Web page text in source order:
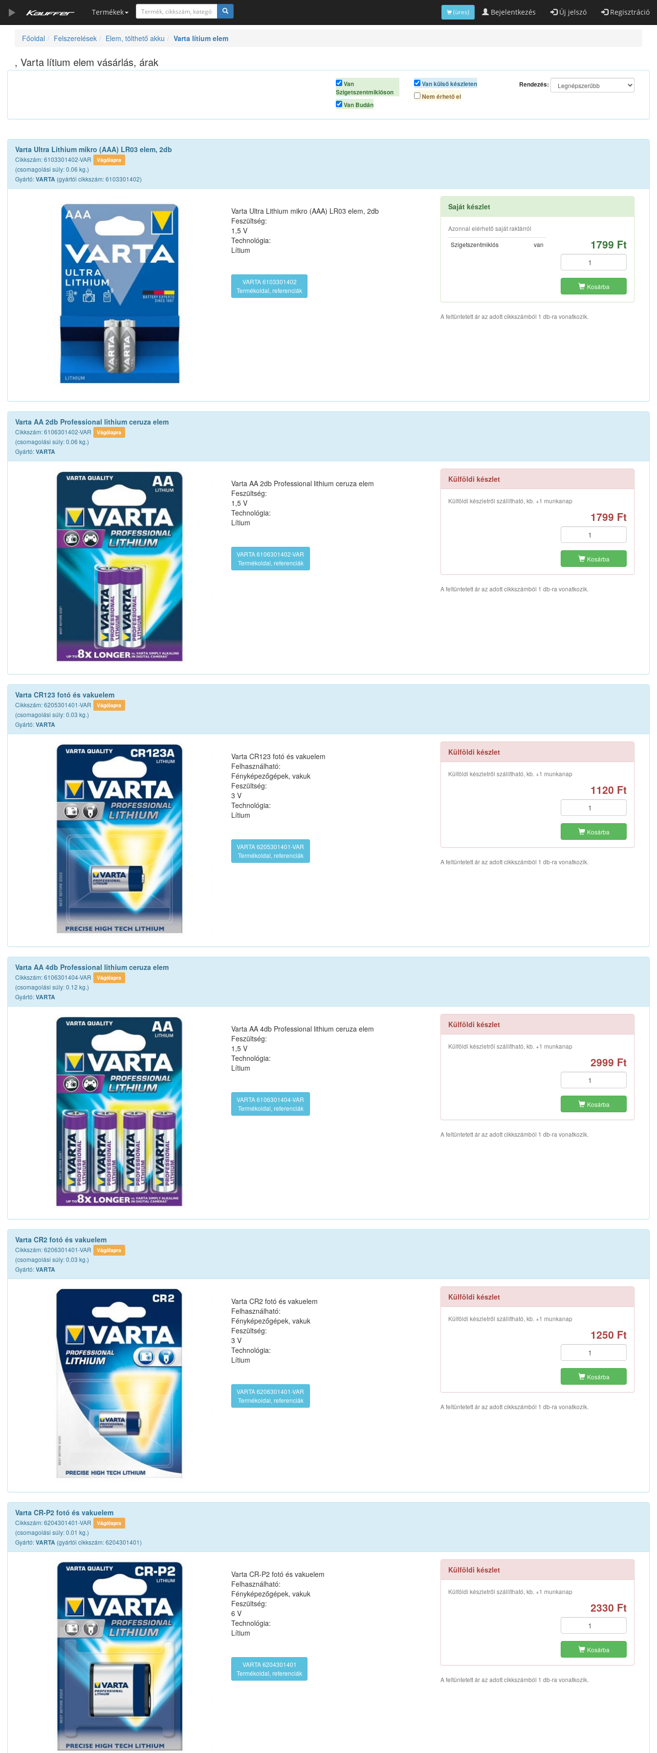
Termékek Bejelentkezés Új jelszó Regisztráció
(üres)
Szerszámkatalógus
Kosár
Főoldal Felszerelések Elem, tölthető akku Varta lítium elem
, Varta lítium elem vásárlás, árak
Van
Szigetszentmiklóson
Van Budán
Van külső készleten
Nem érhető el
Rendezés:
Varta Ultra Lithium mikro (AAA) LR03 elem, 2db
Cikkszám: 6103301402-VAR Vágólapra
(csomagolási súly: 0.06 kg.)
Gyártó:VARTA (gyártói cikkszám: 6103301402)
Varta Ultra Lithium mikro (AAA) LR03 elem, 2db
Feszültség:
1,5 V
Technológia:
Lítium
VARTA 6103301402
Termékoldal, referenciák
Saját készlet
Azonnal elérhető saját raktárról
Szigetszentmiklós
van 1799 Ft
Kosárba
A feltüntetett ár az adott cikkszámból 1 db-ra vonatkozik.
Varta AA 2db Professional lithium ceruza elem
Cikkszám: 6106301402-VAR Vágólapra
(csomagolási súly: 0.06 kg.)
Gyártó:VARTA
Varta AA 2db Professional lithium ceruza elem
Feszültség:
1,5 V
Technológia:
Lítium
VARTA 6106301402-VAR
Termékoldal, referenciák
Külföldi készlet
Külföldi készletről szállítható, kb. +1 munkanap
1799 Ft
Kosárba
A feltüntetett ár az adott cikkszámból 1 db-ra vonatkozik.
Varta CR123 fotó és vakuelem
Cikkszám: 6205301401-VAR Vágólapra
(csomagolási súly: 0.03 kg.)
Gyártó:VARTA
Varta CR123 fotó és vakuelem
Felhasználható:
Fényképezőgépek, vakuk
Feszültség:
3 V
Technológia:
Lítium
VARTA 6205301401-VAR
Termékoldal, referenciák
Külföldi készlet
Külföldi készletről szállítható, kb. +1 munkanap
1120 Ft
Kosárba
A feltüntetett ár az adott cikkszámból 1 db-ra vonatkozik.
Varta AA 4db Professional lithium ceruza elem
Cikkszám: 6106301404-VAR Vágólapra
(csomagolási súly: 0.12 kg.)
Gyártó:VARTA
Varta AA 4db Professional lithium ceruza elem
Feszültség:
1,5 V
Technológia:
Lítium
VARTA 6106301404-VAR
Termékoldal, referenciák
Külföldi készlet
Külföldi készletről szállítható, kb. +1 munkanap
2999 Ft
Kosárba
A feltüntetett ár az adott cikkszámból 1 db-ra vonatkozik.
Varta CR2 fotó és vakuelem
Cikkszám: 6206301401-VAR Vágólapra
(csomagolási súly: 0.03 kg.)
Gyártó:VARTA
Varta CR2 fotó és vakuelem
Felhasználható:
Fényképezőgépek, vakuk
Feszültség:
3 V
Technológia:
Lítium
VARTA 6206301401-VAR
Termékoldal, referenciák
Külföldi készlet
Külföldi készletről szállítható, kb. +1 munkanap
1250 Ft
Kosárba
A feltüntetett ár az adott cikkszámból 1 db-ra vonatkozik.
Varta CR-P2 fotó és vakuelem
Cikkszám: 6204301401-VAR Vágólapra
(csomagolási súly: 0.01 kg.)
Gyártó:VARTA (gyártói cikkszám: 6204301401)
Varta CR-P2 fotó és vakuelem
Felhasználható:
Fényképezőgépek, vakuk
Feszültség:
6 V
Technológia:
Lítium
VARTA 6204301401
Termékoldal, referenciák
Külföldi készlet
Külföldi készletről szállítható, kb. +1 munkanap
2330 Ft
Kosárba
A feltüntetett ár az adott cikkszámból 1 db-ra vonatkozik.